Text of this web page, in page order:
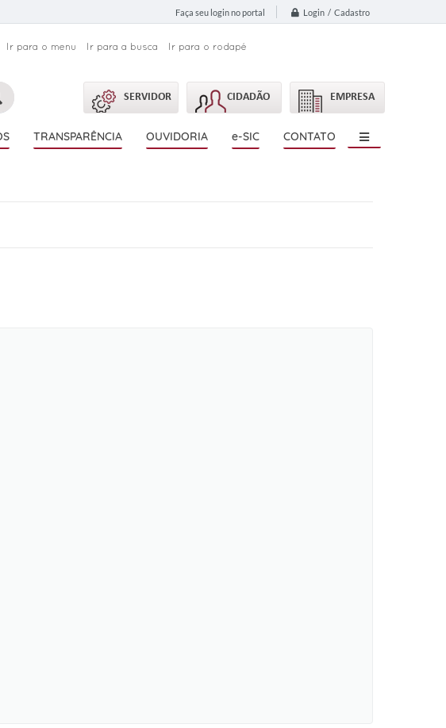
Faça seu login no portal Login / Cadastro
Ir para o menu Ir para a busca Ir para o rodapé
SERVIDOR CIDADÃO EMPRESA
TRANSPARÊNCIA OUVIDORIA e-SIC CONTATO